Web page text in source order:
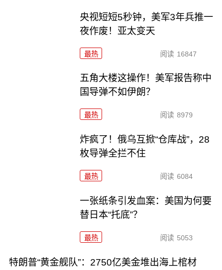
央视短短5秒钟，美军3年兵推一
夜作废！亚太变天
最热 阅读 16847
五角大楼这操作！美军报告称中
国导弹不如伊朗？
最热 阅读 8979
炸疯了！俄乌互掀“仓库战”，28
枚导弹全拦不住
最热 阅读 6084
一张纸条引发血案：美国为何要
替日本“托底”？
最热 阅读 5053
特朗普“黄金舰队”：2750亿美金堆出海上棺材